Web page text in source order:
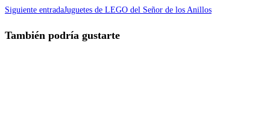
Siguiente entradaJuguetes de LEGO del Señor de los Anillos
También podría gustarte